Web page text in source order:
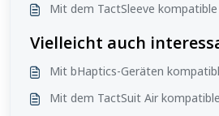
Mit dem TactSleeve
Vielleicht auch
Mit bHaptics-Geräten
Mit dem TactSuit Air